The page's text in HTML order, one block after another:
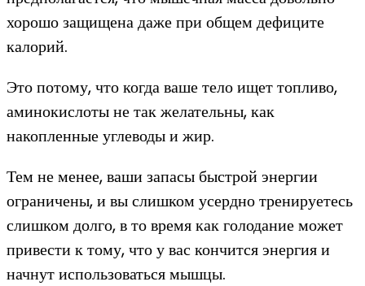
хорошо защищена даже при общем дефиците
калорий.
Это потому, что когда ваше тело ищет топливо,
аминокислоты не так желательны, как
накопленные углеводы и жир.
Тем не менее, ваши запасы быстрой энергии
ограничены, и вы слишком усердно тренируетесь
слишком долго, в то время как голодание может
привести к тому, что у вас кончится энергия и
начнут использоваться мышцы.